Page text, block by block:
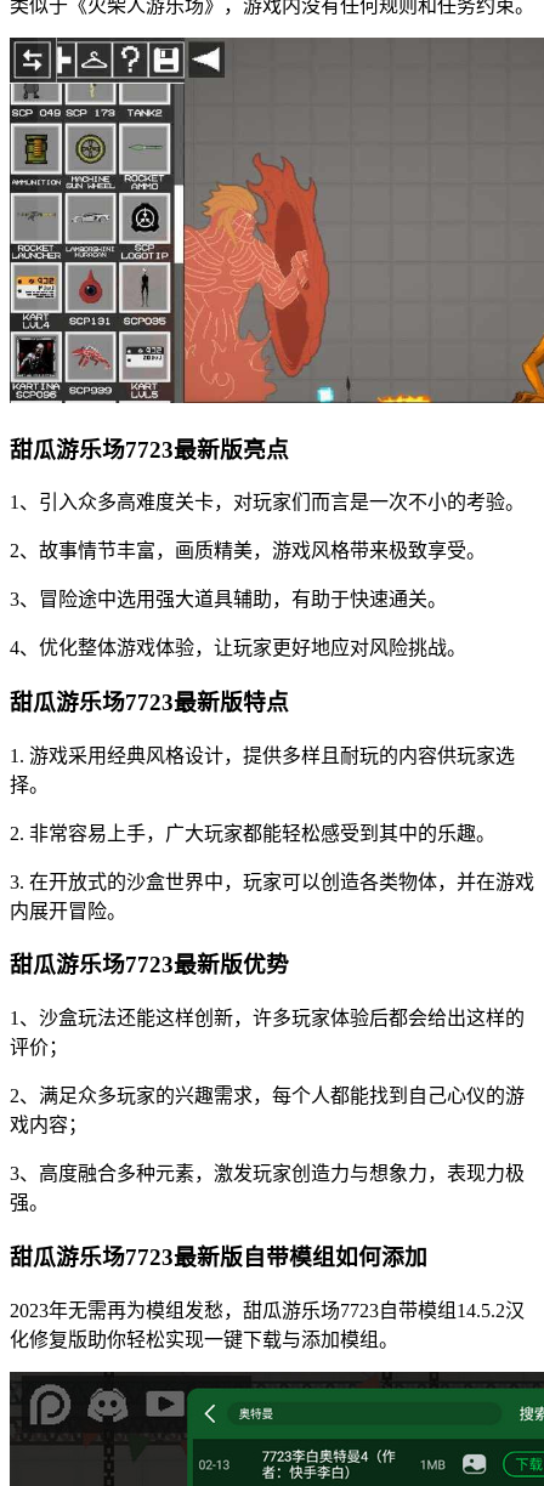
类似于《火柴人游乐场》，游戏内没有任何规则和任务约束。
甜瓜游乐场7723最新版亮点
1、引入众多高难度关卡，对玩家们而言是一次不小的考验。
2、故事情节丰富，画质精美，游戏风格带来极致享受。
3、冒险途中选用强大道具辅助，有助于快速通关。
4、优化整体游戏体验，让玩家更好地应对风险挑战。
甜瓜游乐场7723最新版特点
1. 游戏采用经典风格设计，提供多样且耐玩的内容供玩家选
择。
2. 非常容易上手，广大玩家都能轻松感受到其中的乐趣。
3. 在开放式的沙盒世界中，玩家可以创造各类物体，并在游戏
内展开冒险。
甜瓜游乐场7723最新版优势
1、沙盒玩法还能这样创新，许多玩家体验后都会给出这样的
评价；
2、满足众多玩家的兴趣需求，每个人都能找到自己心仪的游
戏内容；
3、高度融合多种元素，激发玩家创造力与想象力，表现力极
强。
甜瓜游乐场7723最新版自带模组如何添加
2023年无需再为模组发愁，甜瓜游乐场7723自带模组14.5.2汉
化修复版助你轻松实现一键下载与添加模组。